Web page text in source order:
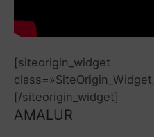
[siteorigin_widget
[/siteorigin_widget]
AMALUR